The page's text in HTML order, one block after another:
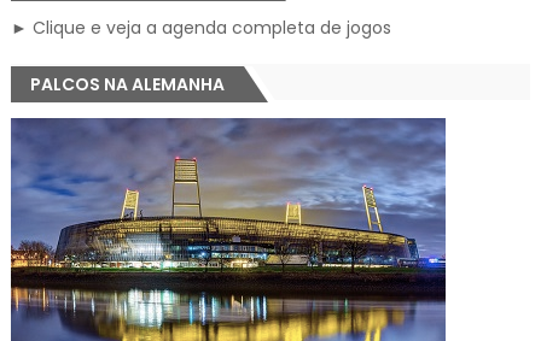
► Clique e veja a agenda completa de jogos
PALCOS NA ALEMANHA